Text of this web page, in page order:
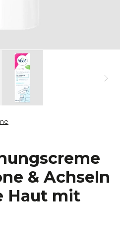
& Achseln
Haut mit